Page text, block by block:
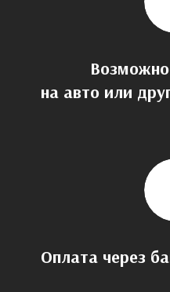
на авто или
Оплата через